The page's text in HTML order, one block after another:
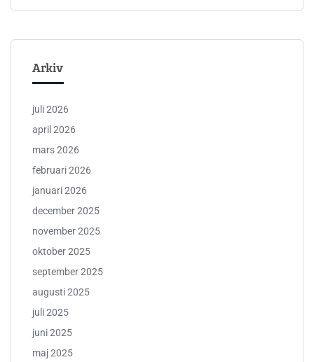
Arkiv
juli 2026
april 2026
mars 2026
februari 2026
januari 2026
december 2025
november 2025
oktober 2025
september 2025
augusti 2025
juli 2025
juni 2025
maj 2025